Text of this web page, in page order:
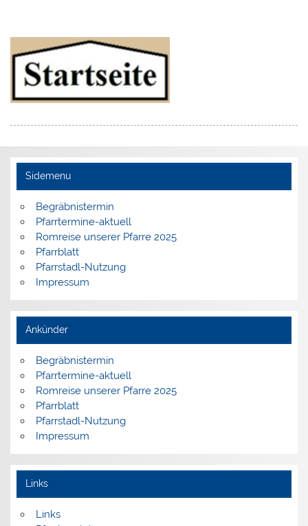
Sidemenu
Begräbnistermin
Pfarrtermine-aktuell
Romreise unserer Pfarre 2025
Pfarrblatt
Pfarrstadl-Nutzung
Impressum
Ankünder
Begräbnistermin
Pfarrtermine-aktuell
Romreise unserer Pfarre 2025
Pfarrblatt
Pfarrstadl-Nutzung
Impressum
Links
Links